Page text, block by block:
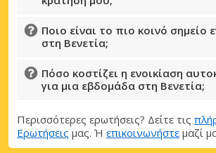
Αποκτήστε πρόσβαση σε
προσφορές συνεργατών
Ποιο είναι το πιο κοινό σημείο
στη Βενετία;
Πόσο κοστίζει η ενοικίαση
για μια εβδομάδα στη Βενετία;
Περισσότερες ερωτήσεις? Δείτε τις
Ερωτήσεις μας. Ή επικοινωνήστε μαζί